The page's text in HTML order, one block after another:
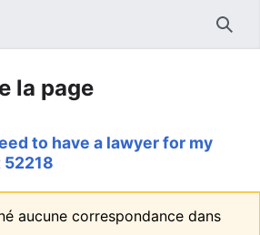
la page
to have a lawyer for my
aucune correspondance dans